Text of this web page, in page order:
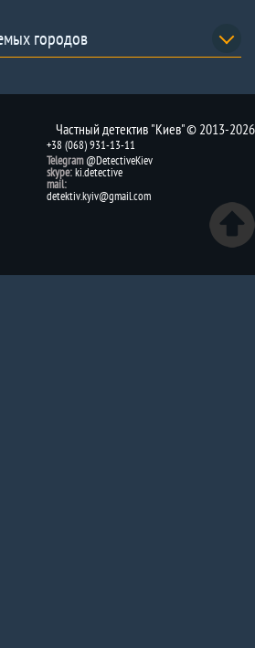
городов
Частный детектив "Киев" © 2013-2026
+38 (068) 931-13-11
Telegram @DetectiveKiev
skype:ki.detective
mail:
detektiv.kyiv@gmail.com